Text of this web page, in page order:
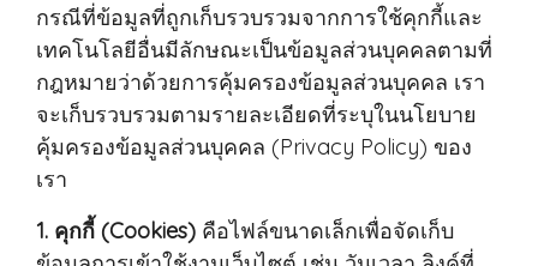
กรณีที่ข้อมูลที่ถูกเก็บรวบรวมจากการใช้คุกกี้และ
เทคโนโลยีอื่นมีลักษณะเป็นข้อมูลส่วนบุคคลตามที่
กฎหมายว่าด้วยการคุ้มครองข้อมูลส่วนบุคคล เรา
จะเก็บรวบรวมตามรายละเอียดที่ระบุในนโยบาย
คุ้มครองข้อมูลส่วนบุคคล (Privacy Policy) ของ
เรา
1. คุกกี้ (Cookies) คือไฟล์ขนาดเล็กเพื่อจัดเก็บ